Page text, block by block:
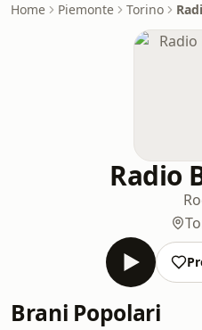
Home Piemonte Torino
Radio
Brani Popolari